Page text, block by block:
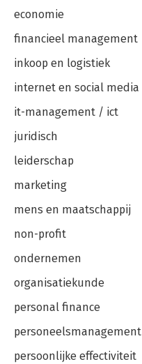
economie
financieel management
inkoop en logistiek
internet en social media
it-management / ict
juridisch
leiderschap
marketing
mens en maatschappij
non-profit
ondernemen
organisatiekunde
personal finance
personeelsmanagement
persoonlijke effectiviteit